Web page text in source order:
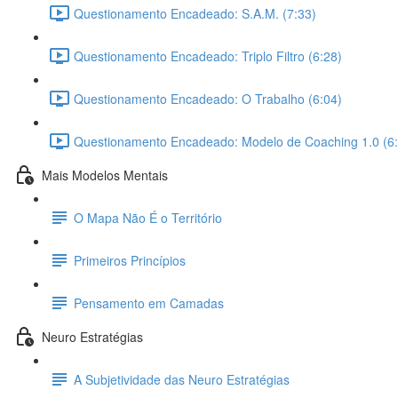
Questionamento Encadeado: S.A.M. (7:33)
Questionamento Encadeado: Triplo Filtro (6:28)
Questionamento Encadeado: O Trabalho (6:04)
Questionamento Encadeado: Modelo de Coaching 1.0
Mais Modelos Mentais
O Mapa Não É o Território
Primeiros Princípios
Pensamento em Camadas
Neuro Estratégias
A Subjetividade das Neuro Estratégias